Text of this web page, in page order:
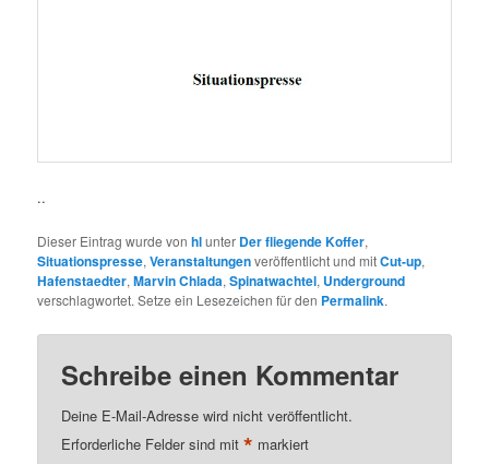
..
Dieser Eintrag wurde vonhlunter Der fliegende Koffer,
Situationspresse,Veranstaltungenveröffentlicht und mitCut-up,
Hafenstaedter,Marvin Chlada,Spinatwachtel, Underground
verschlagwortet. Setze ein Lesezeichen für den Permalink.
Schreibe einen Kommentar
Deine E-Mail-Adresse wird nicht veröffentlicht.
Erforderliche Felder sind mit* markiert